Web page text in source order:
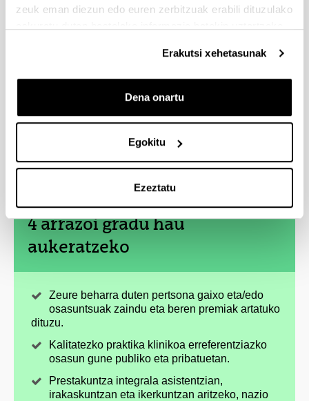
zeuk eman diezun edo euren zerbitzuak erabili dituzulako
Erakutsi xehetasunak
Dena onartu
Egokitu
Ezeztatu
4 arrazoi gradu hau
aukeratzeko
Zeure beharra duten pertsona gaixo eta/edo
osasuntsuak zaindu eta beren premiak artatuko
dituzu.
Kalitatezko praktika klinikoa erreferentziazko
osasun gune publiko eta pribatuetan.
Prestakuntza integrala asistentzian,
irakaskuntzan eta ikerkuntzan aritzeko, nazio